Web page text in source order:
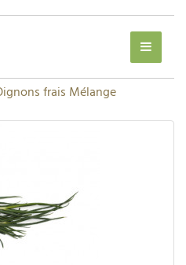
frais Mélange